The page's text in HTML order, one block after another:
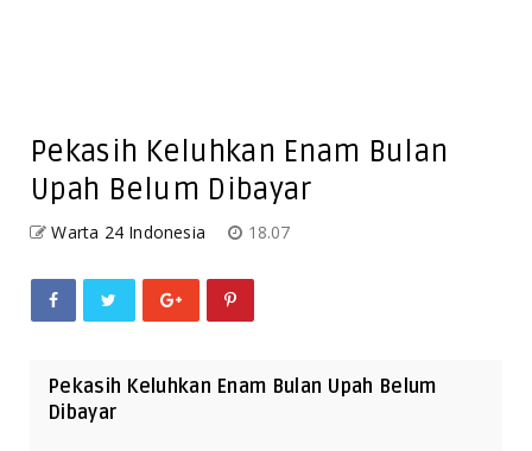
Pekasih Keluhkan Enam Bulan
Upah Belum Dibayar
Warta 24 Indonesia 18.07
Pekasih Keluhkan Enam Bulan Upah Belum
Dibayar